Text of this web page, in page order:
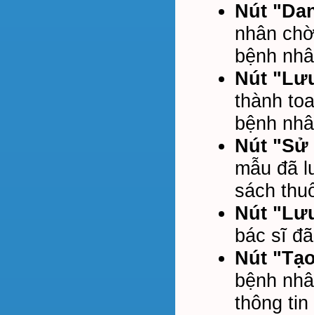
Nút
nhân
bệnh
Nút
thành
bệnh
Nút "Sử
mẫu đã
sách
Nút
bác sĩ
Nút
bệnh
thông